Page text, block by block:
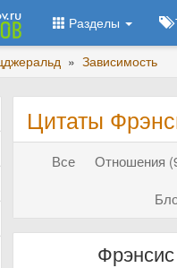
Разделы
» Зависимость
Цитаты
Все Отношения